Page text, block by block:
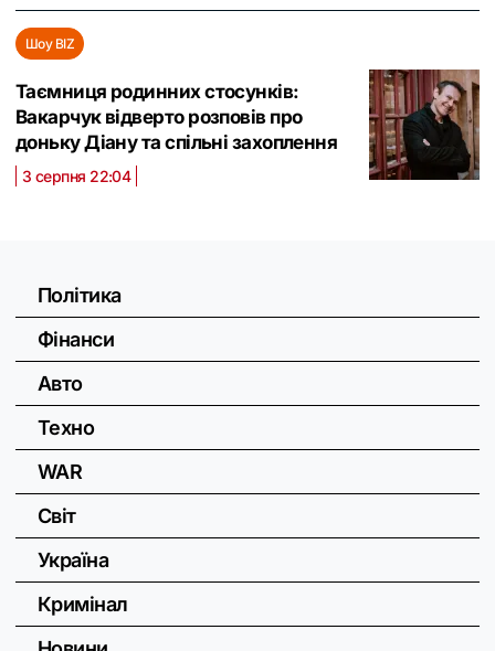
Шоу BIZ
Таємниця родинних стосунків:
Вакарчук відверто розповів про
доньку Діану та спільні захоплення
3 серпня 22:04
Політика
Фінанси
Авто
Техно
WAR
Світ
Україна
Кримінал